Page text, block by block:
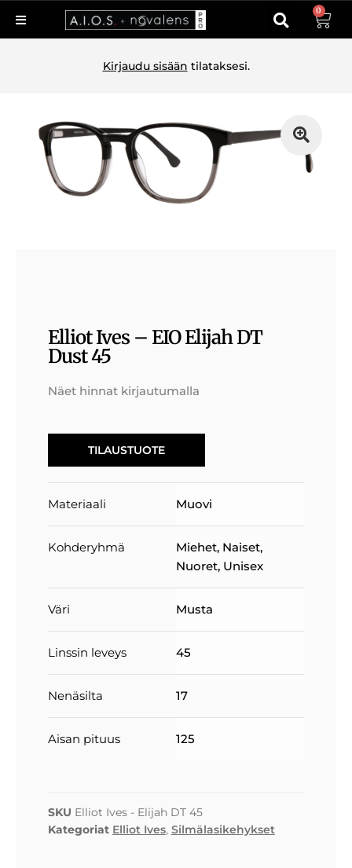
0
Kirjaudu sisään tilataksesi.
Elliot Ives – EIO Elijah DT
Dust 45
Näet hinnat kirjautumalla
TILAUSTUOTE
Materiaali Muovi
Kohderyhmä Miehet, Naiset,
Nuoret, Unisex
Väri Musta
Linssin leveys 45
Nenäsilta 17
Aisan pituus 125
SKU Elliot Ives - Elijah DT 45
Kategoriat Elliot Ives, Silmälasikehykset